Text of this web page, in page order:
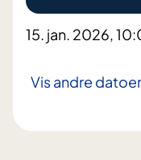
15. jan. 2026,
Vis andre datoer